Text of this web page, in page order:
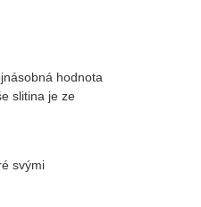
hodnota
slitina je ze
svými